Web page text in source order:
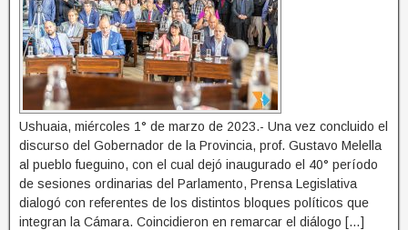
Ushuaia, miércoles 1° de marzo de 2023.- Una vez concluido el
discurso del Gobernador de la Provincia, prof. Gustavo Melella
al pueblo fueguino, con el cual dejó inaugurado el 40° período
de sesiones ordinarias del Parlamento, Prensa Legislativa
dialogó con referentes de los distintos bloques políticos que
integran la Cámara. Coincidieron en remarcar el diálogo […]